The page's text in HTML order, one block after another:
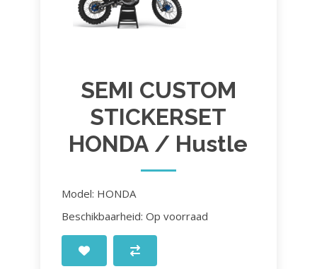
SEMI CUSTOM
STICKERSET
HONDA / Hustle
Model: HONDA
Beschikbaarheid: Op voorraad